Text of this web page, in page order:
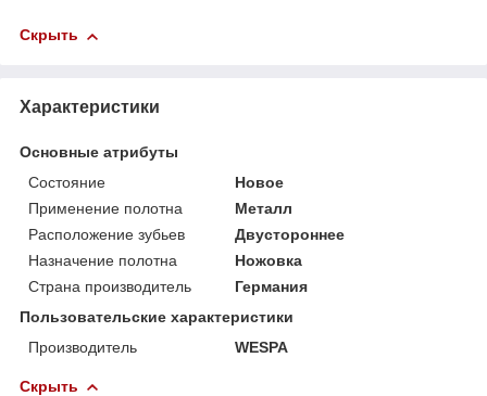
Скрыть
Характеристики
Основные атрибуты
Состояние
Новое
Применение полотна
Металл
Расположение зубьев
Двустороннее
Назначение полотна
Ножовка
Страна производитель
Германия
Пользовательские характеристики
Производитель
WESPA
Скрыть